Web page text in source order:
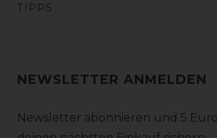
TIPPS
NEWSLETTER ANMELDEN
Newsletter abonnieren und 5